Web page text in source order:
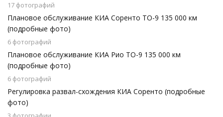
17 фотографий
Плановое обслуживание КИА Соренто ТО-9 135 000 км
(подробные фото)
6 фотографий
Плановое обслуживание КИА Рио ТО-9 135 000 км
(подробные фото)
6 фотографий
Регулировка развал-схождения КИА Соренто (подробные
фото)